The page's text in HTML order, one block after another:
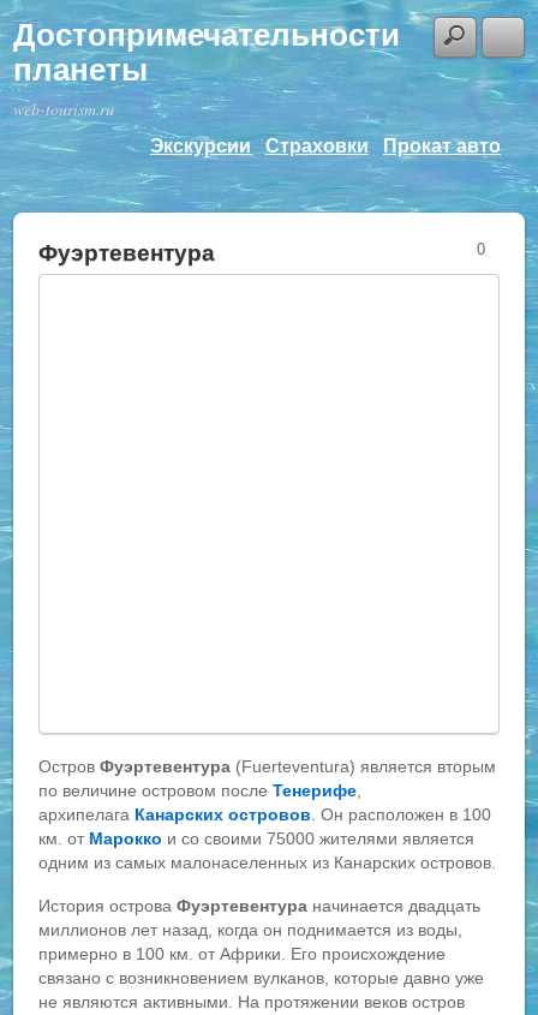
Достопримечательности
планеты
web-tourism.ru
Экскурсии Страховки Прокат авто
Фуэртевентура
ОстровФуэртевентура (Fuerteventura) является вторым
по величине островом послеТенерифе
архипелага Канарских островов . Он расположен в 100
км. от Марокко и со своими 75000 жителями является
одним из самых малонаселенных из Канарских островов.
История островаФуэртевентура начинается двадцать
миллионов лет назад, когда он поднимается из воды,
примерно в 100 км. от Африки. Его происхождение
связано с возникновением вулканов, которые давно уже
не являются активными. На протяжении веков остров
0